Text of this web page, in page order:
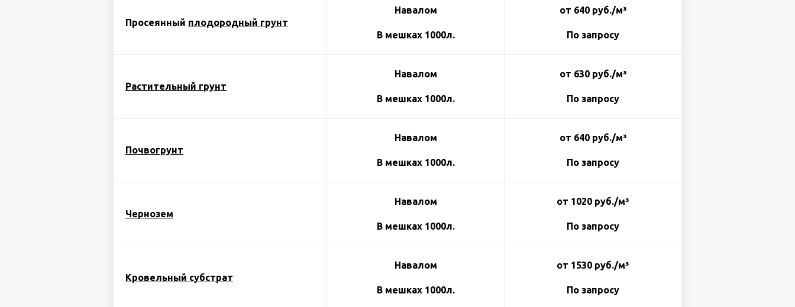
Просеянный плодородный грунт
Навалом
В мешках 1000л.
от 640 руб./м³
По запросу
Растительный грунт
Навалом
В мешках 1000л.
от 630 руб./м³
По запросу
Почвогрунт
Навалом
В мешках 1000л.
от 640 руб./м³
По запросу
Чернозем
Навалом
В мешках 1000л.
от 1020 руб./м³
По запросу
Кровельный субстрат
Навалом
В мешках 1000л.
от 1530 руб./м³
По запросу